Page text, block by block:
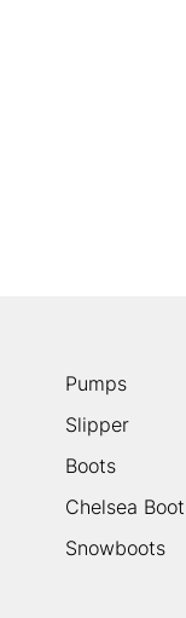
Pumps
Slipper
Boots
Chelsea
Snowboots